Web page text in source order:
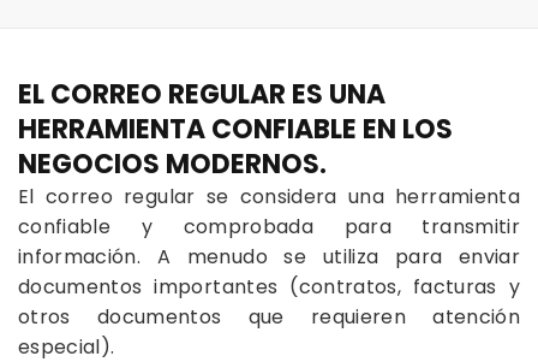
EL CORREO REGULAR ES UNA
HERRAMIENTA CONFIABLE EN LOS
NEGOCIOS MODERNOS.
El correo regular se considera una herramienta
confiable y comprobada para transmitir
información. A menudo se utiliza para enviar
documentos importantes (contratos, facturas y
otros documentos que requieren atención
especial).